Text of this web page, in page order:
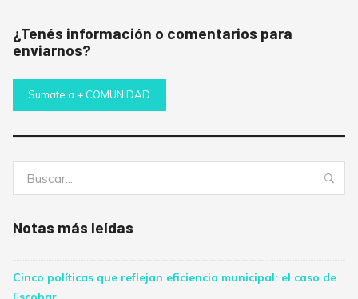
¿Tenés información o comentarios para
enviarnos?
Sumate a + COMUNIDAD
Notas más leídas
Cinco políticas que reflejan eficiencia municipal: el caso de